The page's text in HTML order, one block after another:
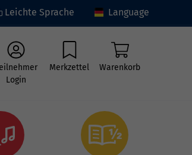
Leichte Sprache Language
Login
Merkzettel Warenkorb